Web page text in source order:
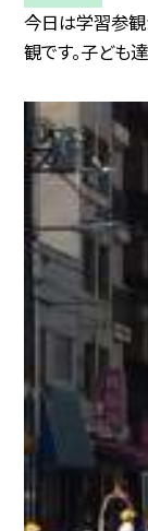
今日は学習参観
観です。子ども